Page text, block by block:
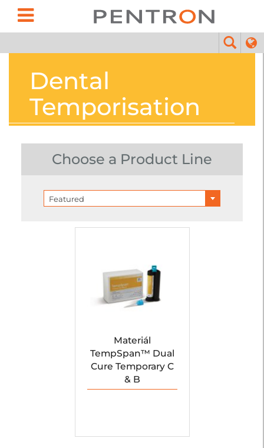
Dental
Temporisation
Choose a Product Line
Featured
Materiál
TempSpan™ Dual
Cure Temporary C
& B